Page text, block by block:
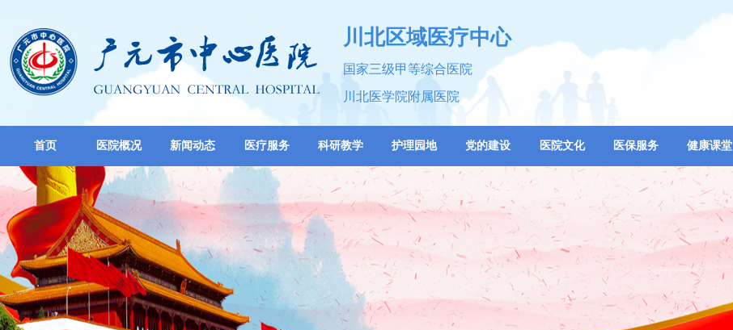
川北区域医疗中心
国家三级甲等综合医院
川北医学院附属医院
首页 医院概况 新闻动态 医疗服务 科研教学 护理园地 党的建设 医院文化 医保服务 健康课堂